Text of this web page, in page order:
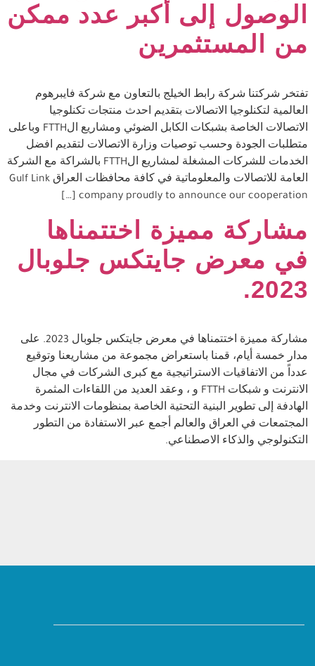
الوصول إلى أكبر عدد ممكن
من المستثمرين
تفتخر شركتنا شركة رابط الخيلج بالتعاون مع شركة فايبرهوم
العالمية لتكنلوجيا الاتصالات بتقديم احدث منتجات تكنلوجيا
الاتصالات الخاصة بشبكات الكابل الضوئي ومشاريع الFTTH وباعلى
متطلبات الجودة وحسب توصيات وزارة الاتصالات لتقديم افضل
الخدمات للشركات المشغلة لمشاريع الFTTH بالشراكة مع الشركة
العامة للاتصالات والمعلوماتية في كافة محافظات العراق Gulf Link
company proudly to announce our cooperation […]
مشاركة مميزة اختتمناها
في معرض جايتكس جلوبال
2023.
مشاركة مميزة اختتمناها في معرض جايتكس جلوبال 2023. على
مدار خمسة أيام، قمنا باستعراض مجموعة من مشاريعنا وتوقيع
عدداً من الاتفاقيات الاستراتيجية مع كبرى الشركات في مجال
الانترنت و شبكات FTTH و ، وعقد العديد من اللقاءات المثمرة
الهادفة إلى تطوير البنية التحتية الخاصة بمنظومات الانترنت وخدمة
المجتمعات في العراق والعالم أجمع عبر الاستفادة من التطور
التكنولوجي والذكاء الاصطناعي.